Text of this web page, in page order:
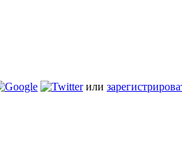
или